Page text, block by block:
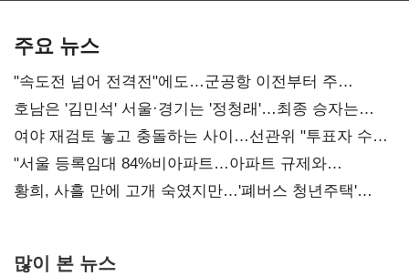
주요 뉴스
"속도전 넘어 전격전"에도…군공항 이전부터 주
52시간까지 '뇌관'
호남은 '김민석' 서울·경기는 '정청래'…최종 승자는
'안갯속'
여야 재검토 놓고 충돌하는 사이…선관위 "투표자 수
오차 당연"
"서울 등록임대 84%비아파트…아파트 규제와
달리해야"
황희, 사흘 만에 고개 숙였지만…'폐버스 청년주택'
많이 본 뉴스